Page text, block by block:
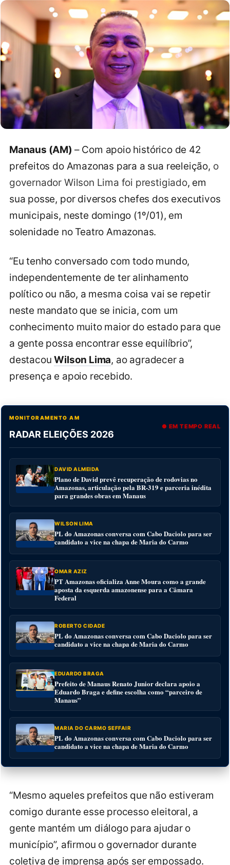
Manaus (AM) – Com apoio histórico de 42
prefeitos do Amazonas para a sua reeleição, o
governador Wilson Lima foi prestigiado, em
sua posse, por diversos chefes dos executivos
municipais, neste domingo (1º/01), em
solenidade no Teatro Amazonas.
“Eu tenho conversado com todo mundo,
independentemente de ter alinhamento
político ou não, a mesma coisa vai se repetir
neste mandato que se inicia, com um
conhecimento muito maior do estado para que
a gente possa encontrar esse equilíbrio”,
destacouWilson Lima, ao agradecer a
presença e apoio recebido.
MONITORAMENTO AM
RADAR ELEIÇÕES 2026
● EM TEMPO REAL
DAVID ALMEIDA
Plano de David prevê recuperação de rodovias no
Amazonas, articulação pela BR-319 e parceria inédita
para grandes obras em Manaus
WILSON LIMA
PL do Amazonas conversa com Cabo Daciolo para ser
candidato a vice na chapa de Maria do Carmo
OMAR AZIZ
PT Amazonas oficializa Anne Moura como a grande
aposta da esquerda amazonense para a Câmara
Federal
ROBERTO CIDADE
PL do Amazonas conversa com Cabo Daciolo para ser
candidato a vice na chapa de Maria do Carmo
EDUARDO BRAGA
Prefeito de Manaus Renato Junior declara apoio a
Eduardo Braga e define escolha como “parceiro de
Manaus”
MARIA DO CARMO SEFFAIR
PL do Amazonas conversa com Cabo Daciolo para ser
candidato a vice na chapa de Maria do Carmo
“Mesmo aqueles prefeitos que não estiveram
comigo durante esse processo eleitoral, a
gente mantém um diálogo para ajudar o
município”, afirmou o governador durante
coletiva de imprensa após ser empossado.